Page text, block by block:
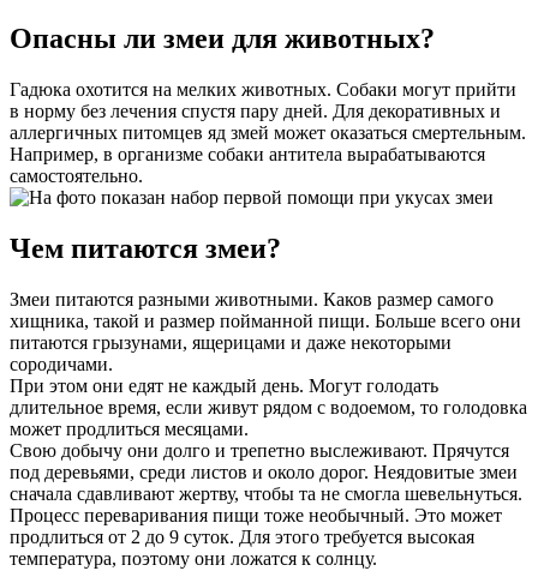
Опасны ли змеи для животных?
Гадюка охотится на мелких животных. Собаки могут прийти
в норму без лечения спустя пару дней. Для декоративных и
аллергичных питомцев яд змей может оказаться смертельным.
Например, в организме собаки антитела вырабатываются
самостоятельно.
Чем питаются змеи?
Змеи питаются разными животными. Каков размер самого
хищника, такой и размер пойманной пищи. Больше всего они
питаются грызунами, ящерицами и даже некоторыми
сородичами.
При этом они едят не каждый день. Могут голодать
длительное время, если живут рядом с водоемом, то голодовка
может продлиться месяцами.
Свою добычу они долго и трепетно выслеживают. Прячутся
под деревьями, среди листов и около дорог. Неядовитые змеи
сначала сдавливают жертву, чтобы та не смогла шевельнуться.
Процесс переваривания пищи тоже необычный. Это может
продлиться от 2 до 9 суток. Для этого требуется высокая
температура, поэтому они ложатся к солнцу.